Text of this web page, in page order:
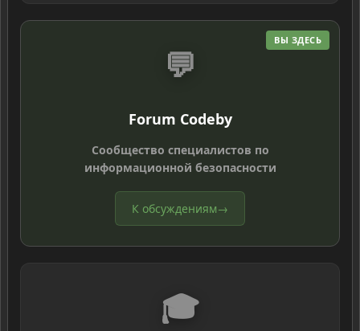
ВЫ ЗДЕСЬ
💬
Forum Codeby
Сообщество специалистов по
информационной безопасности
К обсуждениям→
🎓